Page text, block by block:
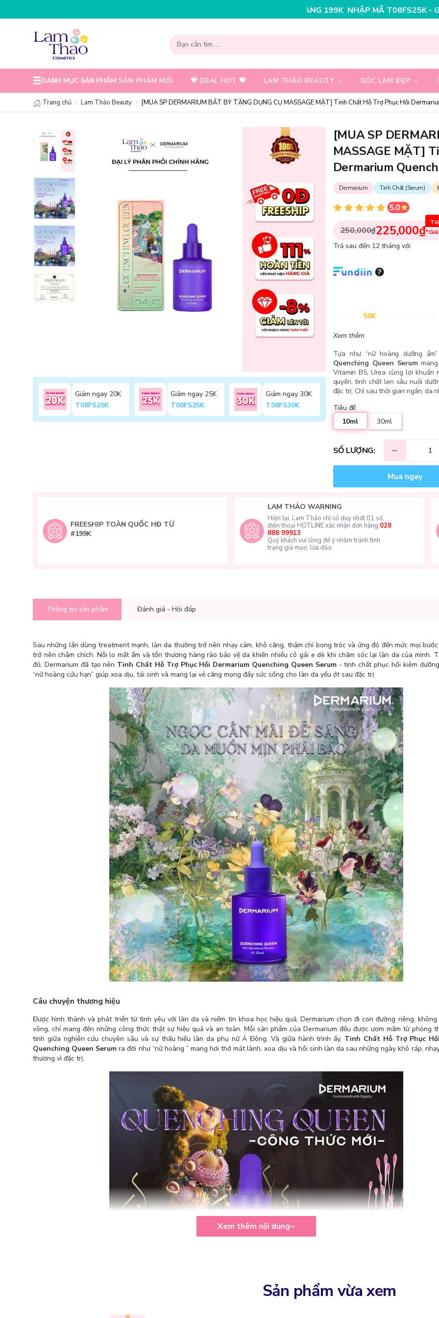
NHẬP MÃ T08FS30K - GIẢM NGAY 30K CHO ĐƠN
DANH MỤC SẢN PHẨM SẢN PHẨM MỚI 💝 DEAL HOT 💝 LAM THẢO BEAUTY GÓC LÀM ĐẸP
Trang chủ Lam Thảo Beauty [MUA SP DERMARIUM BẤT BỲ TẶNG DỤNG CỤ MASSAGE MẶT] Tinh Chất Hỗ Trợ Phục Hồi
Giảm ngay 20K
T08FS20K
Giảm ngay 25K
T08FS25K
Giảm ngay 30K
T08FS30K
[MUA SP
MASSAGE MẶT]
Dermarium
Dermarium Tinh Chất (Serum)
250,000₫225,000₫
Trả sau đến 12 tháng với
50K
Xem thêm
Tựa như “nữ hoàng dưỡng
Quenching Queen Serummang
Vitamin B5, Urea cùng lợi khuẩn
quyền, tinh chất len sâu nuôi
đặc trị. Chỉ sau thời gian ngắn, da
Tiêu đề
10ml
30ml
SỐ LƯỢNG:
Mua ngay
FREESHIP TOÀN QUỐC HĐ TỪ
#199K
LAM THẢO WARNING
Hiện tại, Lam Thảo chỉ có duy nhất 01 số
điện thoại HOTLINE xác nhận đơn hàng 028
888 99913
Quý khách vui lòng để ý nhằm tránh tình
trạng giả mạo, lừa đảo.
Thông tin sản phẩm Đánh giá - Hỏi đáp
Sau những lần dùng treatment mạnh, làn da thường trở nên nhạy cảm, khô căng, thậm chí bong tróc và ửng đỏ đến mức mọi
trở nên châm chích. Nỗi lo mất ẩm và tổn thương hàng rào bảo vệ da khiến nhiều cô gái e dè khi chăm sóc lại làn da của mình.
đó, Dermarium đã tạo nên Tinh Chất Hỗ Trợ Phục Hồi Dermarium Quenching Queen Serum- tinh chất phục hồi kiêm
“nữ hoàng cứu hạn” giúp xoa dịu, tái sinh và mang lại vẻ căng mọng đầy sức sống cho làn da yếu ớt sau đặc trị.
Câu chuyện thương hiệu
Được hình thành và phát triển từ tình yêu với làn da và niềm tin khoa học hiệu quả, Dermarium chọn đi con đường riêng, không
vông, chỉ mang đến những công thức thật sự hiệu quả và an toàn. Mỗi sản phẩm của Dermarium đều được ươm mầm từ phòng
tinh giữa nghiên cứu chuyên sâu và sự thấu hiểu làn da phụ nữ Á Đông. Và giữa hành trình ấy, Tinh Chất Hỗ Trợ Phục
Quenching Queen Serum ra đời như “nữ hoàng ” mang hơi thở mát lành, xoa dịu và hồi sinh làn da sau những ngày khô ráp,
thương vì đặc trị.
Xem thêm nội dung
Sản phẩm vừa xem